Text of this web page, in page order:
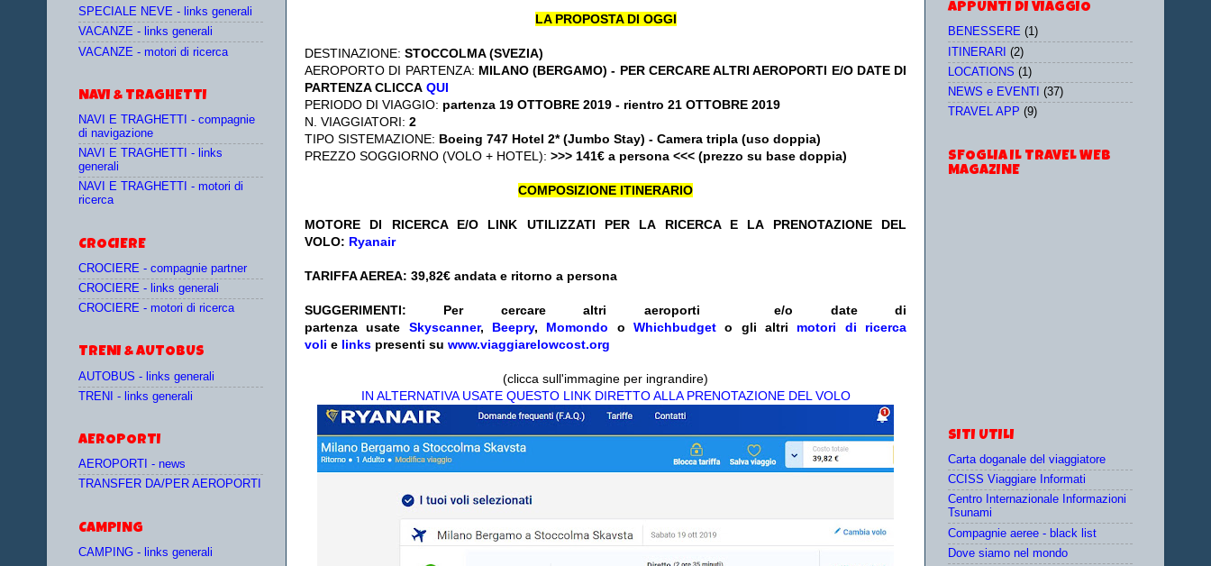
LA PROPOSTA DI OGGI
DESTINAZIONE: STOCCOLMA (SVEZIA)
AEROPORTO DI PARTENZA: MILANO (BERGAMO) - PER CERCARE ALTRI AEROPORTI E/O DATE DI
PARTENZA CLICCA QUI
PERIODO DI VIAGGIO: partenza 19 OTTOBRE 2019 - rientro 21 OTTOBRE 2019
N. VIAGGIATORI: 2
TIPO SISTEMAZIONE: Boeing 747 Hotel 2* (Jumbo Stay) - Camera tripla (uso doppia)
PREZZO SOGGIORNO (VOLO + HOTEL): >>> 141€ a persona <<< (prezzo su base doppia)
COMPOSIZIONE ITINERARIO
MOTORE DI RICERCA E/O LINK UTILIZZATI PER LA RICERCA E LA PRENOTAZIONE DEL
VOLO: Ryanair
TARIFFA AEREA: 39,82€ andata e ritorno a persona
SUGGERIMENTI: Per cercare altri aeroporti e/o date di
partenza usate Skyscanner, Beepry, Momondo oWhichbudget o gli altri motori di ricerca
voli e links presenti su www.viaggiarelowcost.org
(clicca sull'immagine per ingrandire)
IN ALTERNATIVA USATE QUESTO LINK DIRETTO ALLA PRENOTAZIONE DEL VOLO
SPECIALE NEVE - links generali
VACANZE - links generali
VACANZE - motori di ricerca
NAVI & TRAGHETTI
NAVI E TRAGHETTI - compagnie
di navigazione
NAVI E TRAGHETTI - links
generali
NAVI E TRAGHETTI - motori di
ricerca
CROCIERE
CROCIERE - compagnie partner
CROCIERE - links generali
CROCIERE - motori di ricerca
TRENI & AUTOBUS
AUTOBUS - links generali
TRENI - links generali
AEROPORTI
AEROPORTI - news
TRANSFER DA/PER AEROPORTI
CAMPING
CAMPING - links generali
APPUNTI DI VIAGGIO
BENESSERE (1)
ITINERARI (2)
LOCATIONS (1)
NEWS e EVENTI
(37)
TRAVEL APP (9)
SFOGLIA IL TRAVEL WEB
MAGAZINE
SITI UTILI
Carta doganale del viaggiatore
CCISS Viaggiare Informati
Centro Internazionale Informazioni
Tsunami
Compagnie aeree - black list
Dove siamo nel mondo